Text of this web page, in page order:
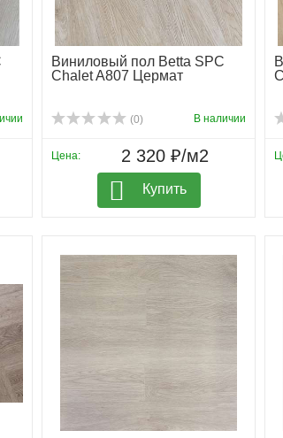
Виниловый пол Betta SPC
Chalet A807 Цермат
(0) В наличии
Цена: 2 320 ₽/м2
Купить